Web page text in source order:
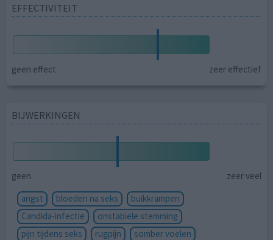
EFFECTIVITEIT
geen effect zeer effectief
BIJWERKINGEN
geen
zeer veel
angst
bloeden na seks
buikkrampen
Candida-infectie
onstabiele stemming
pijn tijdens seks
rugpijn
somber voelen